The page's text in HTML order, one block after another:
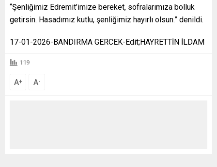
“Şenliğimiz Edremit’imize bereket, sofralarımıza bolluk
getirsin. Hasadımız kutlu, şenliğimiz hayırlı olsun.” denildi.
17-01-2026-BANDIRMA GERCEK-Edit;HAYRETTİN İLDAM
119
A+ A-